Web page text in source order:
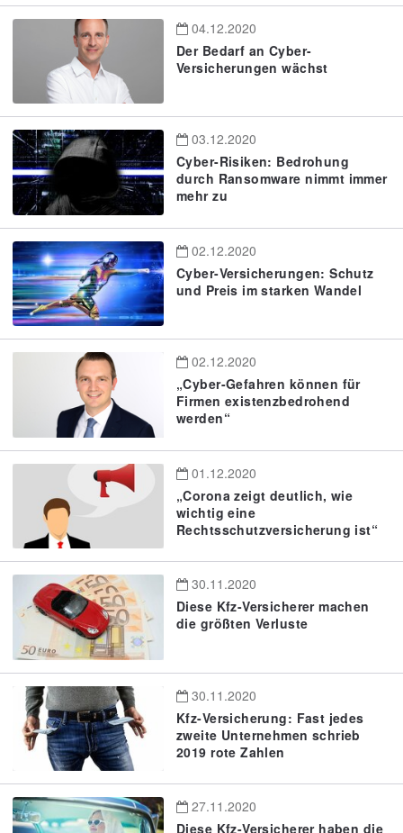
04.12.2020
Der Bedarf an Cyber-
Versicherungen wächst
03.12.2020
Cyber-Risiken: Bedrohung
durch Ransomware nimmt immer
mehr zu
02.12.2020
Cyber-Versicherungen: Schutz
und Preis im starken Wandel
02.12.2020
„Cyber-Gefahren können für
Firmen existenzbedrohend
werden“
01.12.2020
„Corona zeigt deutlich, wie
wichtig eine
Rechtsschutzversicherung ist“
30.11.2020
Diese Kfz-Versicherer machen
die größten Verluste
30.11.2020
Kfz-Versicherung: Fast jedes
zweite Unternehmen schrieb
2019 rote Zahlen
27.11.2020
Diese Kfz-Versicherer haben die